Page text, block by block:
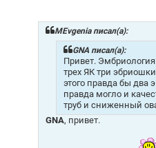
MEvgenia писал(а):
GNA писал(а):
Привет.
трех ЯК три
этого правда бы два
правда могло и
труб и сниженный
GNA, привет.